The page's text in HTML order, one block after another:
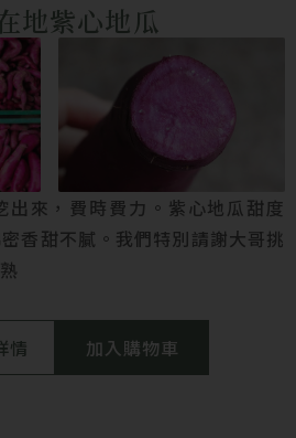
地紫心地瓜
出來，費時費力。紫心地瓜甜度
香甜不膩。我們特別請謝大哥挑
情 加入購物車